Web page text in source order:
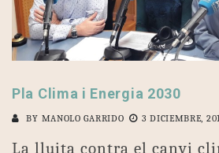
Pla Clima i Energia 2030
BY MANOLO GARRIDO 3 DICIEMBRE,
La lluita contra el canvi